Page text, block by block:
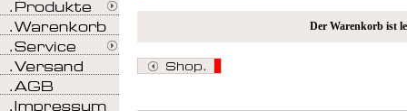
Der Warenkorb ist